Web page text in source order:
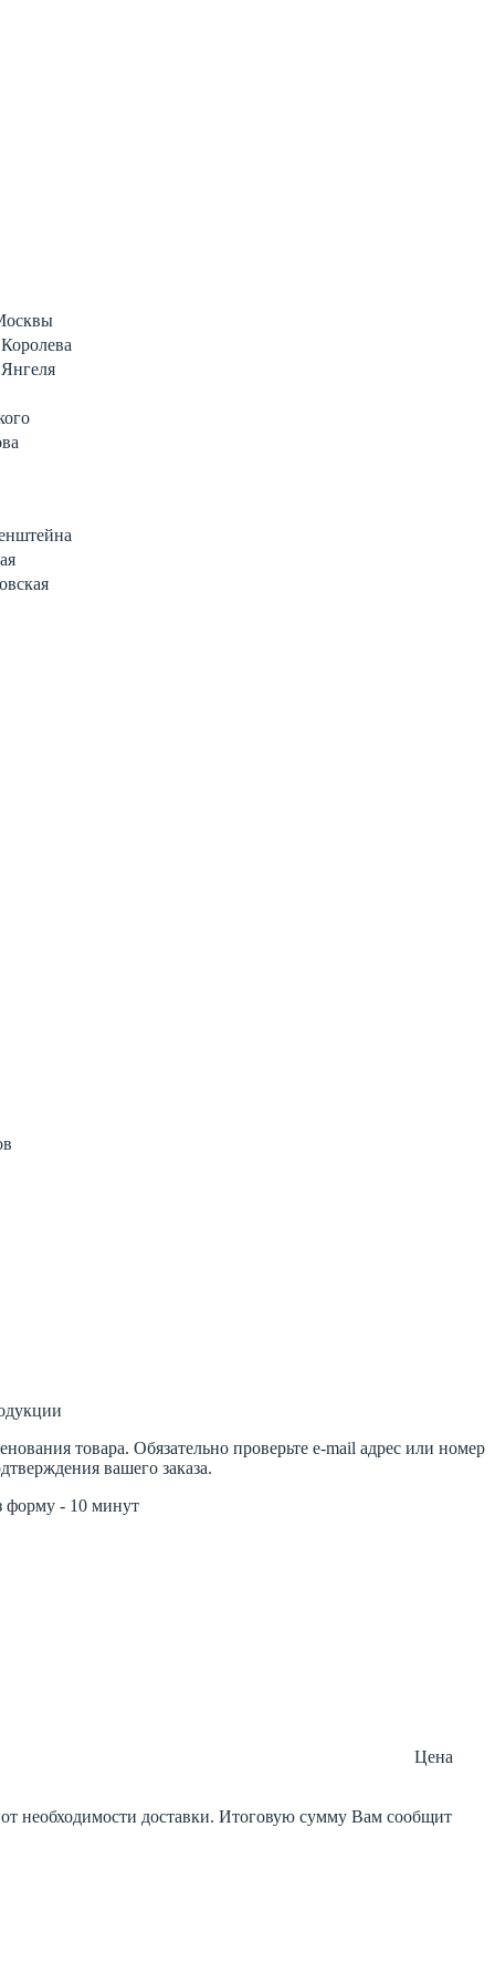
товара. Обязательно проверьте e-mail адрес или номер
вашего заказа.
форму - 10 минут
Цена
необходимости доставки. Итоговую сумму Вам сообщит